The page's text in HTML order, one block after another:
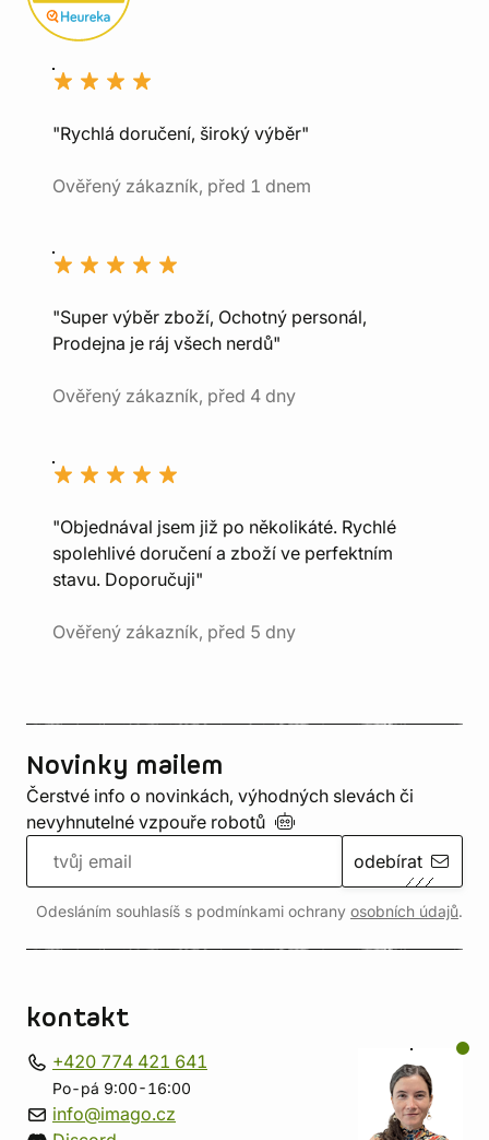
"Rychlá doručení, široký výběr"
Ověřený zákazník, před 1 dnem
"Super výběr zboží, Ochotný personál,
Prodejna je ráj všech nerdů"
Ověřený zákazník, před 4 dny
"Objednával jsem již po několikáté. Rychlé
spolehlivé doručení a zboží ve perfektním
stavu. Doporučuji"
Ověřený zákazník, před 5 dny
Novinky mailem
Čerstvé info o novinkách, výhodných slevách či
nevyhnutelné vzpouře robotů
odebírat
Odesláním souhlasíš s podmínkami ochrany osobních údajů.
kontakt
+420 774 421 641
Po-pá 9:00-16:00
info@imago.cz